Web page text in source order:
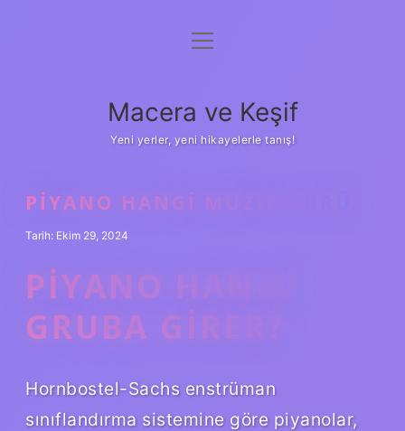
Anasayfa
Yasal Uyarı
menüyü
Macera ve Keşif
Yeni yerler, yeni hikayelerle tanış!
PIYANO HANGI MÜZIK TÜRÜ
Tarih: Ekim 29, 2024
PIYANO HANGI
GRUBA GIRER?
Hornbostel-Sachs enstrüman
sınıflandırma sistemine göre piyanolar,